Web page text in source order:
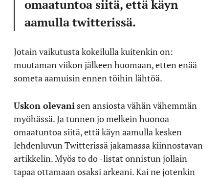
omaatuntoa siitä, että käyn
aamulla twitterissä.
Jotain vaikutusta kokeilulla kuitenkin on:
muutaman viikon jälkeen huomaan, etten enää
someta aamuisin ennen töihin lähtöä.
Uskon olevani sen ansiosta vähän vähemmän
myöhässä. Ja tunnen jo melkein huonoa
omaatuntoa siitä, että käyn aamulla kesken
lehdenluvun Twitterissä jakamassa kiinnostavan
artikkelin. Myös to do -listat onnistun jollain
tapaa ottamaan osaksi arkeani. Kai ne jotenkin